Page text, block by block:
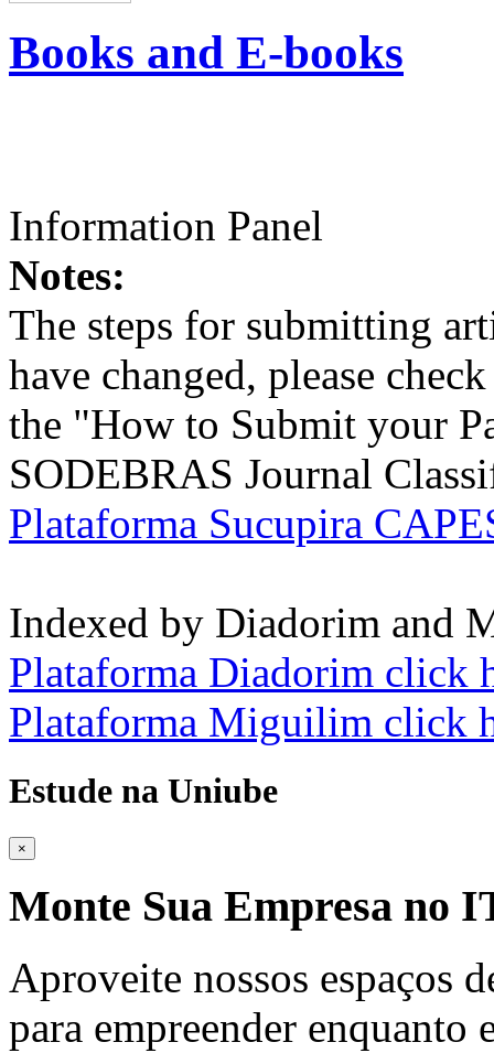
Books and E-books
Information Panel
Notes:
The steps for submitting
have changed, please
the "How to Submit your
SODEBRAS Journal
Plataforma Sucupira
Indexed by Diadorim and
Plataforma Diadorim click
Plataforma Miguilim click
Estude na Uniube
×
Monte Sua Empresa no
Aproveite nossos espaços
para empreender enquanto